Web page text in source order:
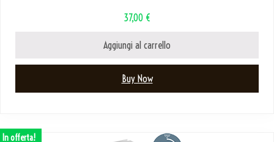
37,00 €
Aggiungi al carrello
Buy Now
In offerta!